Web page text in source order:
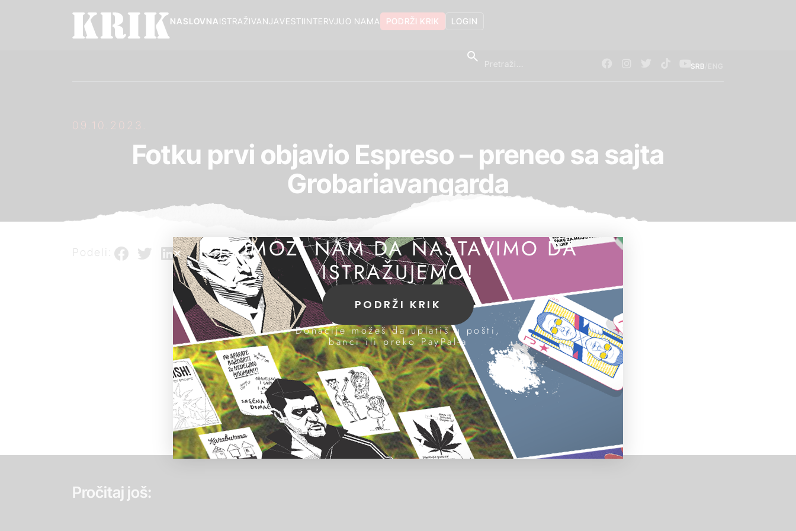
LOGIN
PODRŽI KRIK
O NAMA
INTERVJU
VESTI
ISTRAŽIVANJA
NASLOVNA
SRB
09.10.2023.
Fotku prvi objavio Espreso – preneo sa sajta
Grobariavangarda
Podeli:
Pročitaj još:
POMOZI NAM DA NASTAVIMO DA
ISTRAŽUJEMO!
PODRŽI KRIK
Donacije možeš da uplatiš u pošti,
banci ili preko PayPal-a